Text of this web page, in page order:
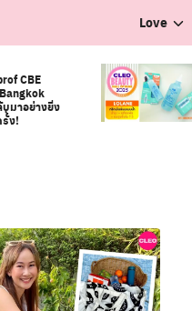
Love
CBE
มาอย่างยิ่ง
ง!